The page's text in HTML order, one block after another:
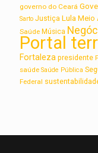
governo do Ceará
Sarto Justiça Lula Meio
Saúde Música
Portal
Fortaleza presidente
saúde Saúde Pública
Federal